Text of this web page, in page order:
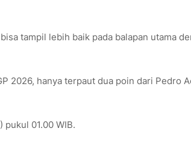
tampil lebih baik pada balapan utama
2026, hanya terpaut dua poin dari Pedro
01.00 WIB.